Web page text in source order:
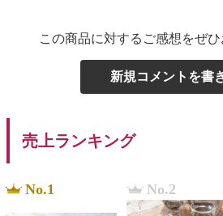
この商品に対するご感想をぜひ
新規コメントを書
売上ランキング
No.1 No.2